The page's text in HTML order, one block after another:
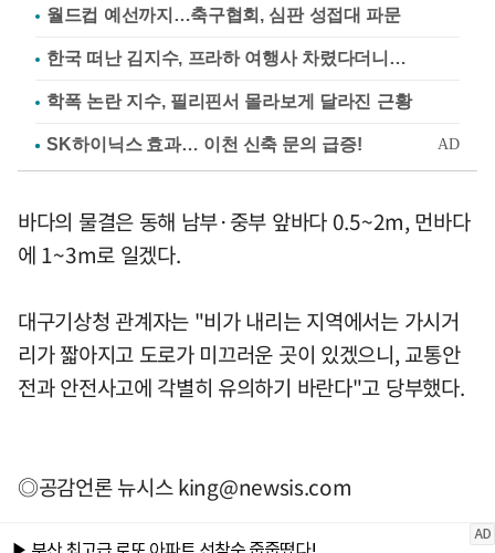
월드컵 예선까지…축구협회, 심판 성접대 파문
한국 떠난 김지수, 프라하 여행사 차렸다더니…
학폭 논란 지수, 필리핀서 몰라보게 달라진 근황
바다의 물결은 동해 남부·중부 앞바다 0.5~2m, 먼바다
에 1~3m로 일겠다.
대구기상청 관계자는 "비가 내리는 지역에서는 가시거
리가 짧아지고 도로가 미끄러운 곳이 있겠으니, 교통안
전과 안전사고에 각별히 유의하기 바란다"고 당부했다.
◎공감언론 뉴시스king@newsis.com